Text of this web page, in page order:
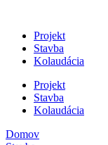
obsah
Projekt
Stavba
Kolaudácia
Projekt
Stavba
Kolaudácia
Domov